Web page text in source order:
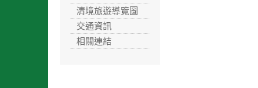
清境旅遊導覽圖
交通資訊
相關連結